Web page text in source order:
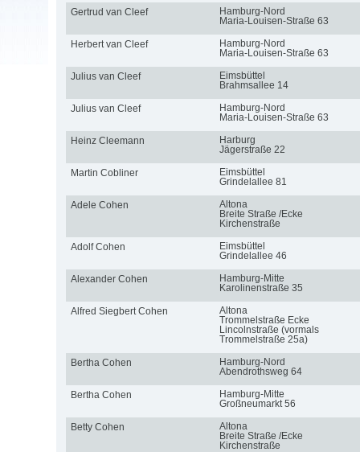
Gertrud van Cleef
Hamburg-Nord
Maria-Louisen-Straße 63
Herbert van Cleef
Hamburg-Nord
Maria-Louisen-Straße 63
Julius van Cleef
Eimsbüttel
Brahmsallee 14
Julius van Cleef
Hamburg-Nord
Maria-Louisen-Straße 63
Heinz Cleemann
Harburg
Jägerstraße 22
Martin Cobliner
Eimsbüttel
Grindelallee 81
Adele Cohen
Altona
Breite Straße /Ecke
Kirchenstraße
Adolf Cohen
Eimsbüttel
Grindelallee 46
Alexander Cohen
Hamburg-Mitte
Karolinenstraße 35
Alfred Siegbert Cohen
Altona
Trommelstraße Ecke
Lincolnstraße (vormals
Trommelstraße 25a)
Bertha Cohen
Hamburg-Nord
Abendrothsweg 64
Bertha Cohen
Hamburg-Mitte
Großneumarkt 56
Betty Cohen
Altona
Breite Straße /Ecke
Kirchenstraße